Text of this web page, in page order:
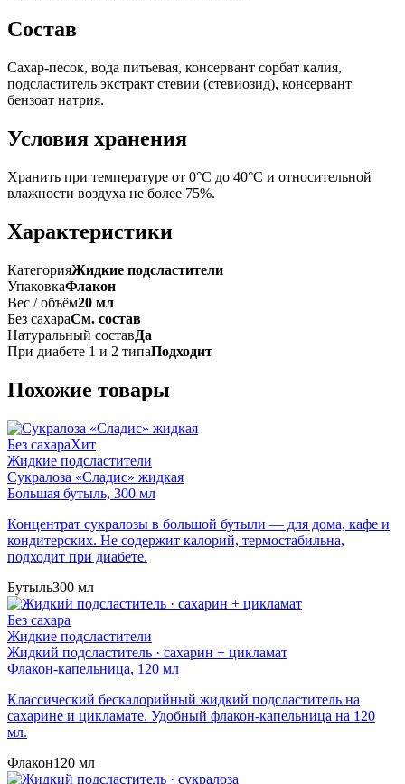
Состав
Сахар-песок, вода питьевая, консервант сорбат калия,
подсластитель экстракт стевии (стевиозид), консервант
бензоат натрия.
Условия хранения
Хранить при температуре от 0°C до 40°C и относительной
влажности воздуха не более 75%.
Характеристики
КатегорияЖидкие подсластители
УпаковкаФлакон
Вес / объём20 мл
Без сахараСм. состав
Натуральный составДа
При диабете 1 и 2 типаПодходит
Похожие товары
Без сахараХит
Жидкие подсластители
Сукралоза «Сладис» жидкая
Большая бутыль, 300 мл
Концентрат сукралозы в большой бутыли — для дома, кафе и
кондитерских. Не содержит калорий, термостабильна,
подходит при диабете.
Бутыль300 мл
Без сахара
Жидкие подсластители
Жидкий подсластитель · сахарин + цикламат
Флакон-капельница, 120 мл
Классический бескалорийный жидкий подсластитель на
сахарине и цикламате. Удобный флакон-капельница на 120
мл.
Флакон120 мл